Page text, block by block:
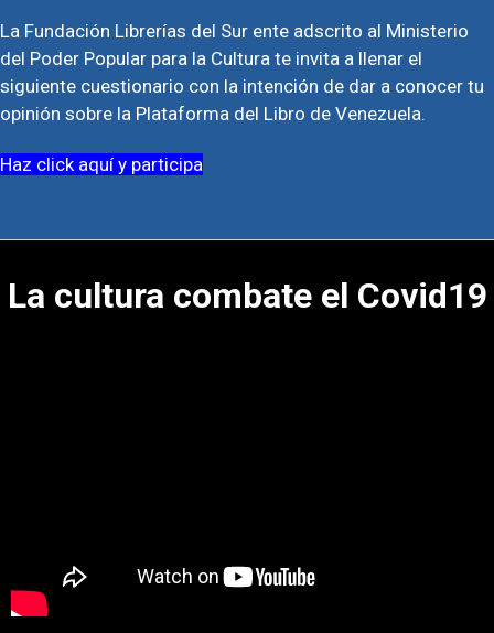
La Fundación Librerías del Sur ente adscrito al Ministerio
del Poder Popular para la Cultura te invita a llenar el
siguiente cuestionario con la intención de dar a conocer tu
opinión sobre la Plataforma del Libro de Venezuela.
Haz click aquí y participa
La cultura combate el Covid19